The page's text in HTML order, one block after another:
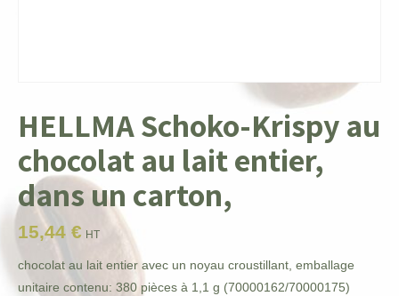
HELLMA Schoko-Krispy au
chocolat au lait entier,
dans un carton,
15,44 € HT
chocolat au lait entier avec un noyau croustillant, emballage
unitaire contenu: 380 pièces à 1,1 g (70000162/70000175)